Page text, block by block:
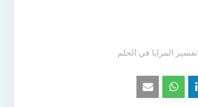
تفسير المرايا في الحلم